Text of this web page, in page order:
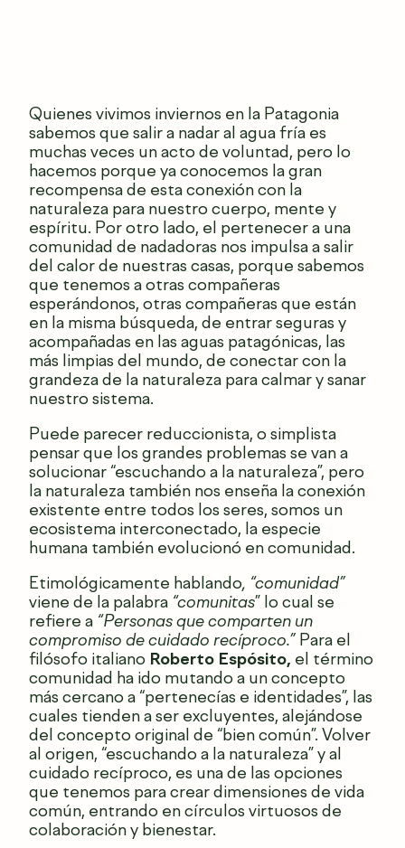
Quienes vivimos inviernos en la Patagonia
sabemos que salir a nadar al agua fría es
muchas veces un acto de voluntad, pero lo
hacemos porque ya conocemos la gran
recompensa de esta conexión con la
naturaleza para nuestro cuerpo, mente y
espíritu. Por otro lado, el pertenecer a una
comunidad de nadadoras nos impulsa a salir
del calor de nuestras casas, porque sabemos
que tenemos a otras compañeras
esperándonos, otras compañeras que están
en la misma búsqueda, de entrar seguras y
acompañadas en las aguas patagónicas, las
más limpias del mundo, de conectar con la
grandeza de la naturaleza para calmar y sanar
nuestro sistema.
Puede parecer reduccionista, o simplista
pensar que los grandes problemas se van a
solucionar “escuchando a la naturaleza”, pero
la naturaleza también nos enseña la conexión
existente entre todos los seres, somos un
ecosistema interconectado, la especie
humana también evolucionó en comunidad.
Etimológicamente hablando, “comunidad”
viene de la palabra “comunitas” lo cual se
refiere a “Personas que comparten un
compromiso de cuidado recíproco.” Para el
filósofo italiano Roberto Espósito, el término
comunidad ha ido mutando a un concepto
más cercano a “pertenecías e identidades”, las
cuales tienden a ser excluyentes, alejándose
del concepto original de “bien común”. Volver
al origen, “escuchando a la naturaleza” y al
cuidado recíproco, es una de las opciones
que tenemos para crear dimensiones de vida
común, entrando en círculos virtuosos de
colaboración y bienestar.